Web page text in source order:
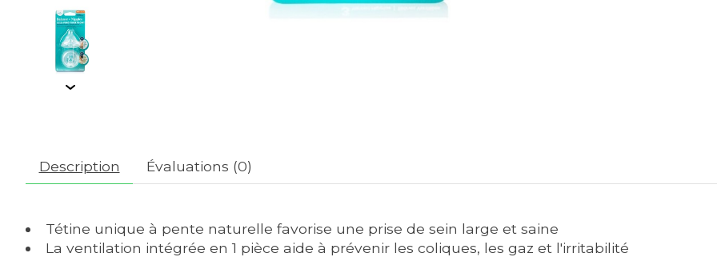
Description Évaluations (0)
Tétine unique à pente naturelle favorise une prise de sein large et saine
La ventilation intégrée en 1 pièce aide à prévenir les coliques, les gaz et l'irritabilité